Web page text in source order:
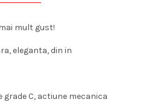
mult gust!
eleganta, din in
grade C, actiune mecanica